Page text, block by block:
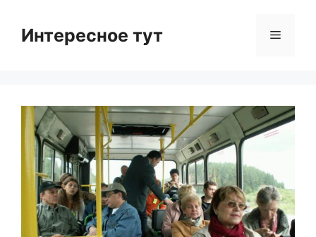
contentИнтересное тут Menu